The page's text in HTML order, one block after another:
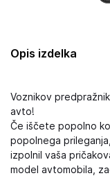
Opis izdelka
Voznikov
avto!
Če iščete popolno
popolnega
izpolnil vaša
model avtomobila,